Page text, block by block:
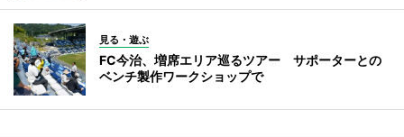
見る・遊ぶ
FC今治、増席エリア巡るツアー サポーターとの
ベンチ製作ワークショップで